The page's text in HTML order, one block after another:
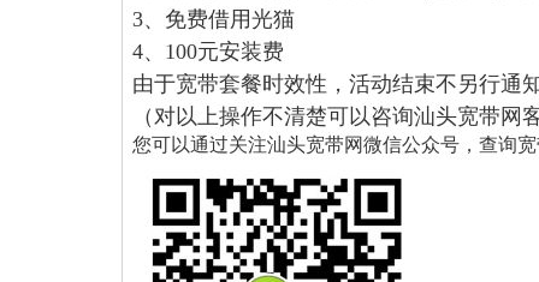
3、免费借用光猫
4、100元安装费
由于宽带套餐时效性，活动结束不另行通
（对以上操作不清楚可以咨询汕头宽带网
您可以通过关注汕头宽带网微信公众号，查询